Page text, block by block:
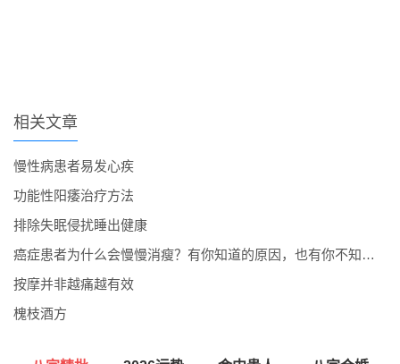
相关文章
慢性病患者易发心疾
功能性阳痿治疗方法
排除失眠侵扰睡出健康
癌症患者为什么会慢慢消瘦？有你知道的原因，也有你不知道的
按摩并非越痛越有效
槐枝酒方